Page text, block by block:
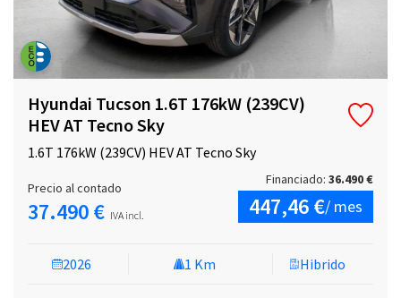
Hyundai Tucson 1.6T 176kW (239CV)
HEV AT Tecno Sky
1.6T 176kW (239CV) HEV AT Tecno Sky
2026 1 Km Hibrido
Precio al contado
37.490 € IVA incl.
Financiado: 36.490 €
447,46 €/ mes